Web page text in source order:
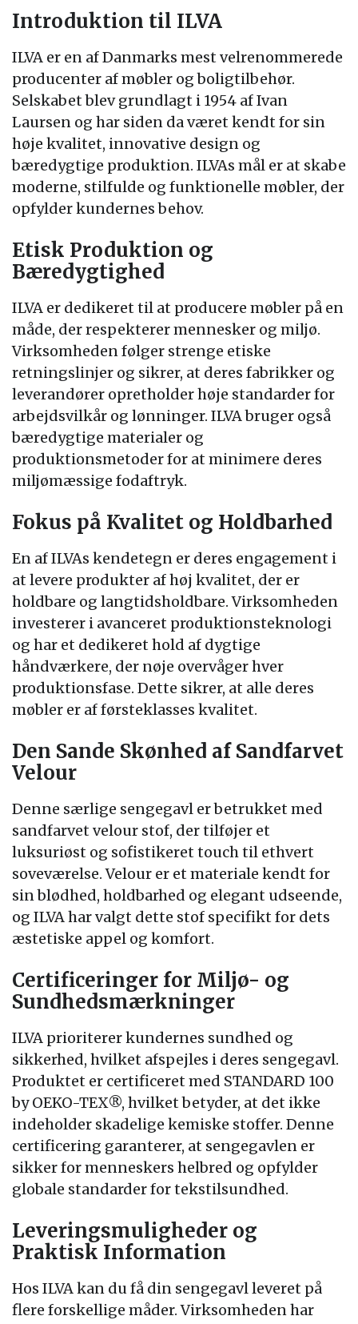
Introduktion til ILVA
ILVA er en af Danmarks mest velrenommerede
producenter af møbler og boligtilbehør.
Selskabet blev grundlagt i 1954 af Ivan
Laursen og har siden da været kendt for sin
høje kvalitet, innovative design og
bæredygtige produktion. ILVAs mål er at skabe
moderne, stilfulde og funktionelle møbler, der
opfylder kundernes behov.
Etisk Produktion og
Bæredygtighed
ILVA er dedikeret til at producere møbler på en
måde, der respekterer mennesker og miljø.
Virksomheden følger strenge etiske
retningslinjer og sikrer, at deres fabrikker og
leverandører opretholder høje standarder for
arbejdsvilkår og lønninger. ILVA bruger også
bæredygtige materialer og
produktionsmetoder for at minimere deres
miljømæssige fodaftryk.
Fokus på Kvalitet og Holdbarhed
En af ILVAs kendetegn er deres engagement i
at levere produkter af høj kvalitet, der er
holdbare og langtidsholdbare. Virksomheden
investerer i avanceret produktionsteknologi
og har et dedikeret hold af dygtige
håndværkere, der nøje overvåger hver
produktionsfase. Dette sikrer, at alle deres
møbler er af førsteklasses kvalitet.
Den Sande Skønhed af Sandfarvet
Velour
Denne særlige sengegavl er betrukket med
sandfarvet velour stof, der tilføjer et
luksuriøst og sofistikeret touch til ethvert
soveværelse. Velour er et materiale kendt for
sin blødhed, holdbarhed og elegant udseende,
og ILVA har valgt dette stof specifikt for dets
æstetiske appel og komfort.
Certificeringer for Miljø- og
Sundhedsmærkninger
ILVA prioriterer kundernes sundhed og
sikkerhed, hvilket afspejles i deres sengegavl.
Produktet er certificeret med STANDARD 100
by OEKO-TEX®, hvilket betyder, at det ikke
indeholder skadelige kemiske stoffer. Denne
certificering garanterer, at sengegavlen er
sikker for menneskers helbred og opfylder
globale standarder for tekstilsundhed.
Leveringsmuligheder og
Praktisk Information
Hos ILVA kan du få din sengegavl leveret på
flere forskellige måder. Virksomheden har